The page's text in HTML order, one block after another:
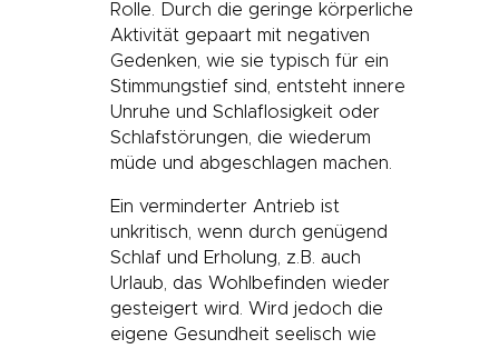
Rolle. Durch die geringe körperliche
Aktivität gepaart mit negativen
Gedenken, wie sie typisch für ein
Stimmungstief sind, entsteht innere
Unruhe und Schlaflosigkeit oder
Schlafstörungen, die wiederum
müde und abgeschlagen machen.
Ein verminderter Antrieb ist
unkritisch, wenn durch genügend
Schlaf und Erholung, z.B. auch
Urlaub, das Wohlbefinden wieder
gesteigert wird. Wird jedoch die
eigene Gesundheit seelisch wie